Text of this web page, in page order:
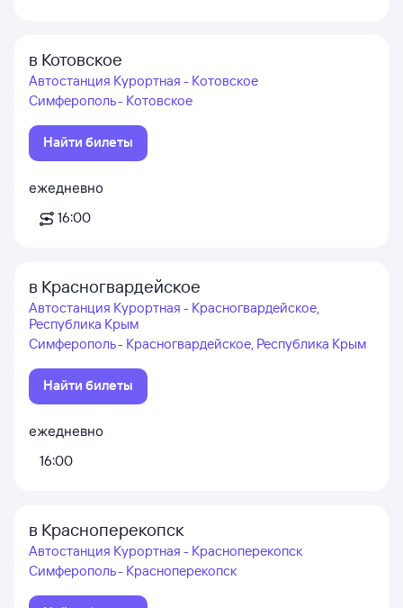
в Котовское
Автостанция Курортная - Котовское
Симферополь - Котовское
Найти билеты
ежедневно
16:00
в Красногвардейское
Автостанция Курортная - Красногвардейское,
Республика Крым
Симферополь - Красногвардейское, Республика Крым
Найти билеты
ежедневно
16:00
в Красноперекопск
Автостанция Курортная - Красноперекопск
Симферополь - Красноперекопск